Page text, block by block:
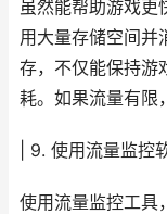
虽然能帮助游戏更
用大量存储空间并
存，不仅能保持游
耗。如果流量有限
| 9. 使用流量监控
使用流量监控工具